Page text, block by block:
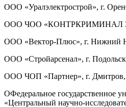
ООО «Уралэлектрострой», г.
ООО ЧОО «КОНТРКРИМИНАЛ
ООО «Вектор-Плюс», г. Нижний
ООО «Стройарсенал», г.
ООО ЧОП «Партнер», г. Дмитров,
ОФедеральное государственное
«Центральный научно-